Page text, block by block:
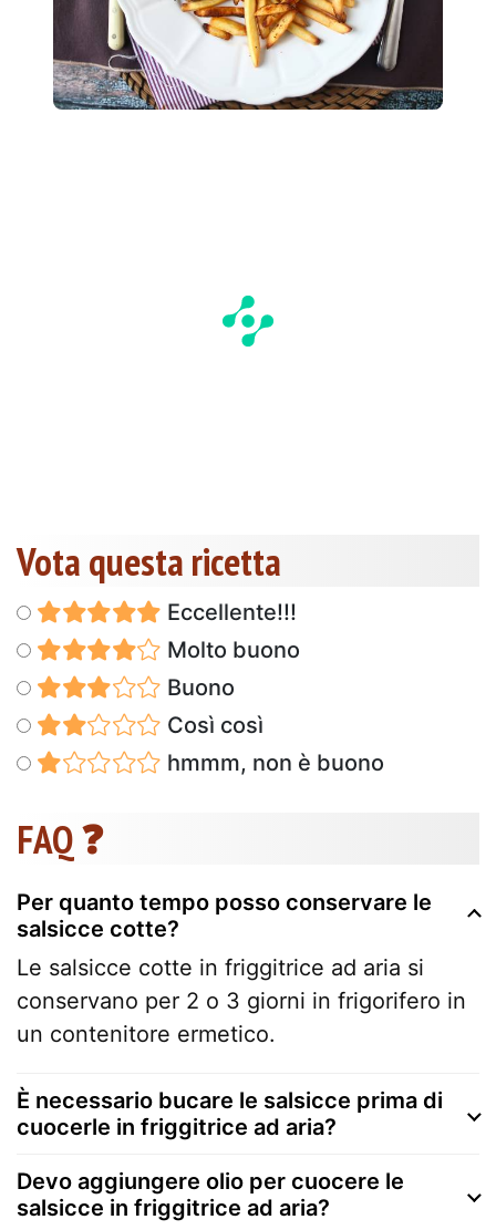
Vota questa ricetta
Eccellente!!!
Molto buono
Buono
Così così
hmmm, non è buono
FAQ ❓
Per quanto tempo posso conservare le
salsicce cotte?
Le salsicce cotte in friggitrice ad aria si
conservano per 2 o 3 giorni in frigorifero in
un contenitore ermetico.
È necessario bucare le salsicce prima di
cuocerle in friggitrice ad aria?
Devo aggiungere olio per cuocere le
salsicce in friggitrice ad aria?